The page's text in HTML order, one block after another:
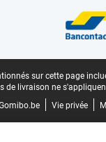
sur cette page
de livraison ne
Vie privée